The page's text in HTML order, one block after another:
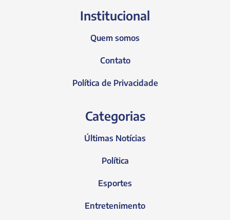
Institucional
Quem somos
Contato
Política de Privacidade
Categorias
Últimas Notícias
Política
Esportes
Entretenimento